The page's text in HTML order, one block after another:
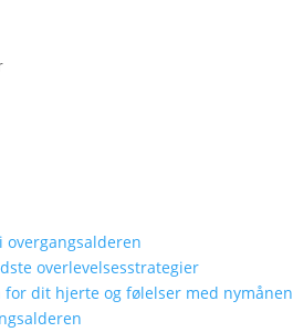
overlevelsesstrategier
dit hjerte og følelser med nymånen